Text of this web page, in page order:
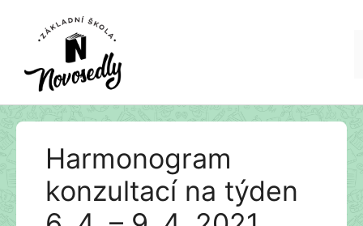
Přeskočit
Harmonogram
konzultací na týden